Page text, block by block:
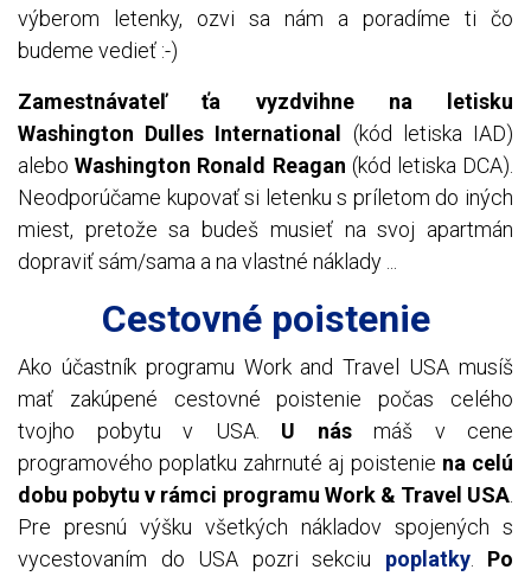
výberom letenky, ozvi sa nám a poradíme ti čo
budeme vedieť :-)
Zamestnávateľ ťa vyzdvihne na letisku
Washington Dulles International
(kód letiska IAD)
aleboWashington Ronald Reagan (kód letiska DCA).
Neodporúčame kupovať si letenku s príletom do iných
miest, pretože sa budeš musieť na svoj apartmán
dopraviť sám/sama a na vlastné náklady ...
Cestovné poistenie
Ako účastník programu Work and Travel USA musíš
mať zakúpené cestovné poistenie počas celého
tvojho pobytu v USA. U násmáš v cene
programového poplatku zahrnuté aj poistenie na celú
dobu pobytu v rámci programu Work & Travel USA
Pre presnú výšku všetkých nákladov spojených s
vycestovaním do USA pozri sekciu poplatky. Po